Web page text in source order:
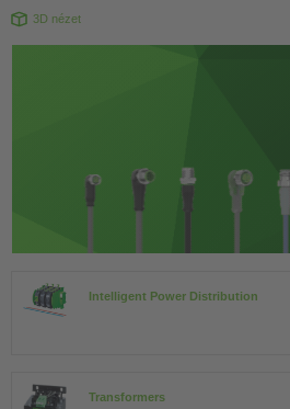
3D nézet
Intelligent Power Distribution
Transformers